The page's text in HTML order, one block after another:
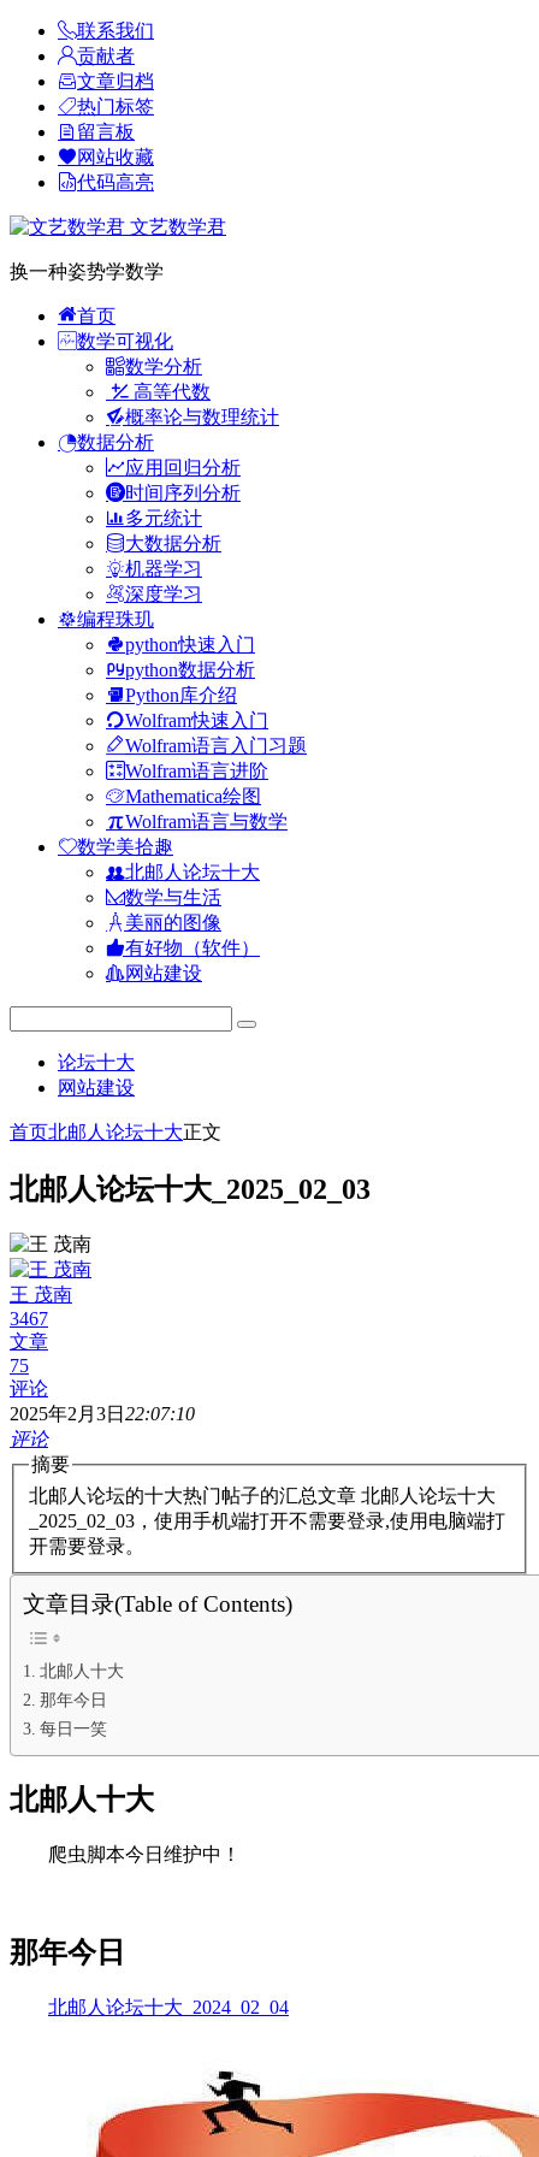
联系我们
贡献者
文章归档
热门标签
留言板
网站收藏
代码高亮
文艺数学君
换一种姿势学数学
首页
数学可视化
数学分析
高等代数
概率论与数理统计
数据分析
应用回归分析
时间序列分析
多元统计
大数据分析
机器学习
深度学习
编程珠玑
python快速入门
python数据分析
Python库介绍
Wolfram快速入门
Wolfram语言入门习题
Wolfram语言进阶
Mathematica绘图
Wolfram语言与数学
数学美拾趣
北邮人论坛十大
数学与生活
美丽的图像
有好物（软件）
网站建设
论坛十大
网站建设
首页北邮人论坛十大正文
北邮人论坛十大_2025_02_03
王 茂南
3467
文章
75
评论
2025年2月3日 22:07:10
评论
摘要
北邮人论坛的十大热门帖子的汇总文章 北邮人论坛十大
_2025_02_03，使用手机端打开不需要登录,使用电脑端打
开需要登录。
文章目录(Table of Contents)
北邮人十大
那年今日
每日一笑
北邮人十大
爬虫脚本今日维护中！
那年今日
北邮人论坛十大_2024_02_04